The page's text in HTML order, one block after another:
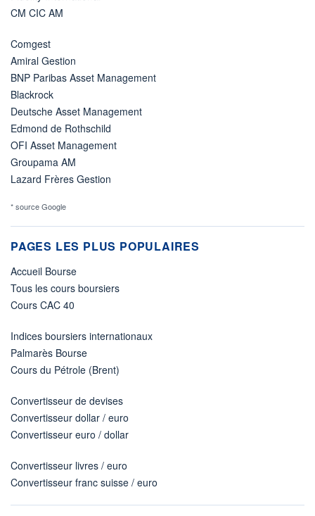
CM CIC AM
Comgest
Amiral Gestion
BNP Paribas Asset Management
Blackrock
Deutsche Asset Management
Edmond de Rothschild
OFI Asset Management
Groupama AM
Lazard Frères Gestion
* source Google
PAGES LES PLUS POPULAIRES
Accueil Bourse
Tous les cours boursiers
Cours CAC 40
Indices boursiers internationaux
Palmarès Bourse
Cours du Pétrole (Brent)
Convertisseur de devises
Convertisseur dollar / euro
Convertisseur euro / dollar
Convertisseur livres / euro
Convertisseur franc suisse / euro